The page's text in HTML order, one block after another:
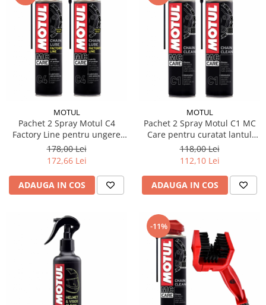
LED Omologat RAR
Auxiliare Halogen
Auxiliare LED
Adaptoare LED
Accesorii electronice auto
Senzori de Parcare
Testere si diagnoza auto
Odorizante Auto
Parfum Auto
MOTUL
Pachet 2 Spray Motul C4
Factory Line pentru ungere
lant 400 ml
178,00 Lei
172,66 Lei
ADAUGA IN COS
MOTUL
Pachet 2 Spray Motul C1 MC
Care pentru curatat lantul
moto 400 ml
118,00 Lei
112,10 Lei
ADAUGA IN COS
-11%